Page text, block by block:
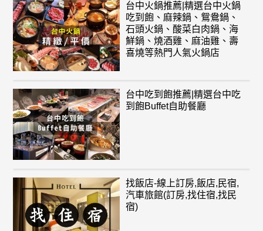
台中火鍋推薦|精選台中火鍋
吃到飽、麻辣鍋、鴛鴦鍋、
石頭火鍋、酸菜白肉鍋、海
鮮鍋、燒酒雞、麻油雞、壽
喜燒等熱門人氣火鍋店
台中吃到飽推薦|精選台中吃
到飽Buffet自助餐廳
找飯店-線上訂房,飯店,民宿,
汽車旅館(訂房,找住宿,找民
宿)